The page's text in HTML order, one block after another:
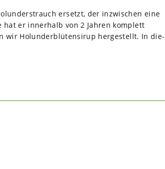
ersetzt, der inzwi­schen eine
er inner­halb von 2 Jah­ren kom­plett
wir Holun­der­blü­ten­si­rup her­ge­stellt. In die­